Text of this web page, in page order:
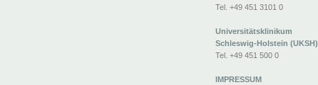
Tel. +49 451 3101 0
Universitätsklinikum
Schleswig-Holstein (UKSH)
Tel. +49 451 500 0
IMPRESSUM